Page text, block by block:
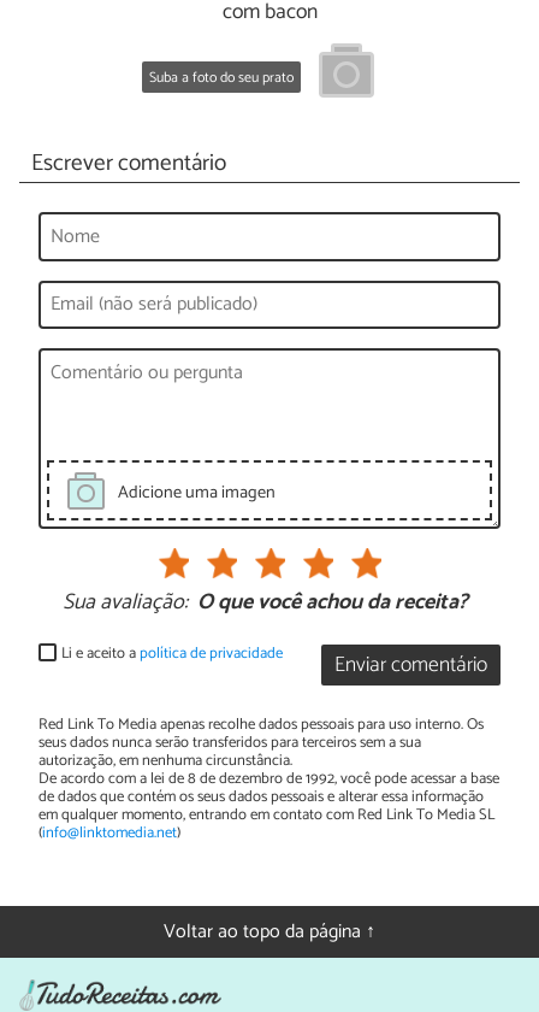
com bacon
Suba a foto do seu prato
Escrever comentário
Adicione uma imagen
Sua avaliação: O que você achou da receita?
Enviar comentário
Li e aceito apolítica de privacidade
Red Link To Media apenas recolhe dados pessoais para uso interno. Os
seus dados nunca serão transferidos para terceiros sem a sua
autorização, em nenhuma circunstância.
De acordo com a lei de 8 de dezembro de 1992, você pode acessar a base
de dados que contém os seus dados pessoais e alterar essa informação
em qualquer momento, entrando em contato com Red Link To Media SL
(info@linktomedia.net)
Voltar ao topo da página ↑